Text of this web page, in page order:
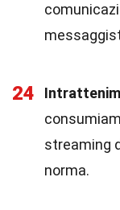
24
streaming
norma.